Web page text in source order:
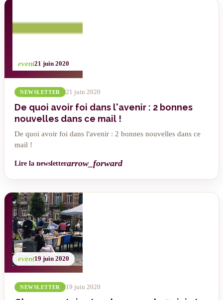
event21 juin 2020
NEWSLETTER 21 juin 2020
De quoi avoir foi dans l'avenir : 2 bonnes
nouvelles dans ce mail !
De quoi avoir foi dans l'avenir : 2 bonnes nouvelles dans ce
mail !
Lire la newsletterarrow_forward
event19 juin 2020
NEWSLETTER 19 juin 2020